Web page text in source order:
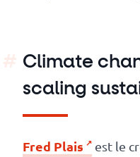
Climate
scaling
Fred Plais
est le